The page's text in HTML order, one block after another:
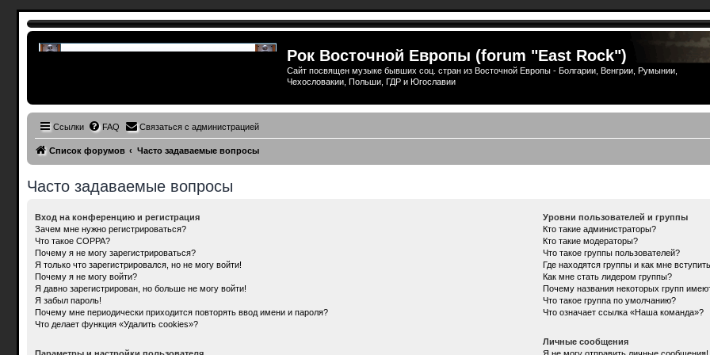
Рок Восточной Европы (forum "East Rock")
Сайт посвящен музыке бывших соц. стран из Восточной Европы - Болгарии, Венгрии, Румынии,
Чехословакии, Польши, ГДР и Югославии
Ссылки FAQ Связаться с администрацией
Список форумов Часто задаваемые вопросы
Часто задаваемые вопросы
Вход на конференцию и регистрация
Зачем мне нужно регистрироваться?
Что такое COPPA?
Почему я не могу зарегистрироваться?
Я только что зарегистрировался, но не могу войти!
Почему я не могу войти?
Я давно зарегистрирован, но больше не могу войти!
Я забыл пароль!
Почему мне периодически приходится повторять ввод имени и пароля?
Что делает функция «Удалить cookies»?
Параметры и настройки пользователя
Уровни пользователей и группы
Кто такие администраторы?
Кто такие модераторы?
Что такое группы пользователей?
Где находятся группы и как мне
Как мне стать лидером группы?
Почему названия некоторых групп
Что такое группа по умолчанию?
Что означает ссылка «Наша команда»?
Личные сообщения
Я не могу отправить личные сообщения!